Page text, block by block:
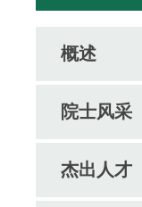
概述
院士风采
杰出人才